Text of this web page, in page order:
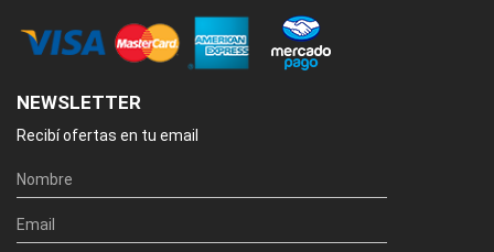
NEWSLETTER
Recibí ofertas en tu email